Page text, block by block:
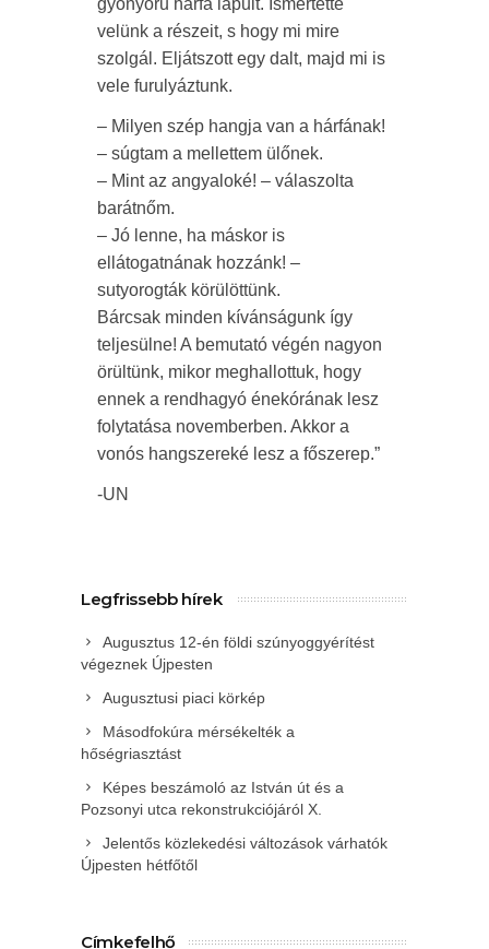
gyönyörű hárfa lapult. Ismertette
velünk a részeit, s hogy mi mire
szolgál. Eljátszott egy dalt, majd mi is
vele furulyáztunk.
– Milyen szép hangja van a hárfának!
– súgtam a mellettem ülőnek.
– Mint az angyaloké! – válaszolta
barátnőm.
– Jó lenne, ha máskor is
ellátogatnának hozzánk! –
sutyorogták körülöttünk.
Bárcsak minden kívánságunk így
teljesülne! A bemutató végén nagyon
örültünk, mikor meghallottuk, hogy
ennek a rendhagyó énekórának lesz
folytatása novemberben. Akkor a
vonós hangszereké lesz a főszerep.”
-UN
Legfrissebb hírek
Augusztus 12-én földi szúnyoggyérítést
végeznek Újpesten
Augusztusi piaci körkép
Másodfokúra mérsékelték a
hőségriasztást
Képes beszámoló az István út és a
Pozsonyi utca rekonstrukciójáról X.
Jelentős közlekedési változások várhatók
Újpesten hétfőtől
Címkefelhő